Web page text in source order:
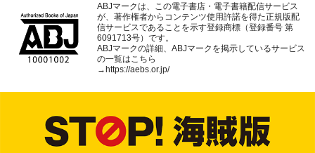
ABJマークは、この電子書店・電子書籍配信サービス
が、著作権者からコンテンツ使用許諾を得た正規版配
信サービスであることを示す登録商標（登録番号 第
6091713号）です。
ABJマークの詳細、ABJマークを掲示しているサービス
の一覧はこちら
→https://aebs.or.jp/